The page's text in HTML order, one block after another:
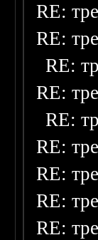
RE:
RE:
RE:
RE:
RE:
RE:
RE:
RE:
RE: